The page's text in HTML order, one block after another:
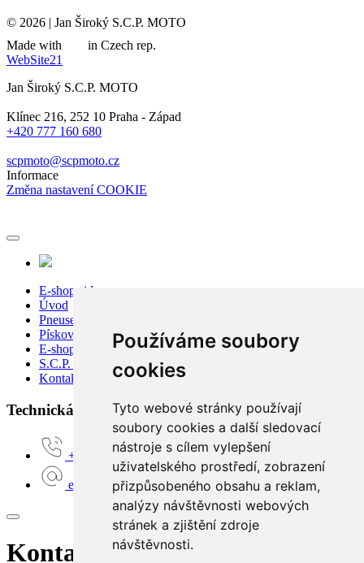
Používáme soubory
cookies
Tyto webové stránky používají
soubory cookies a další sledovací
nástroje s cílem vylepšení
uživatelského prostředí, zobrazení
přizpůsobeného obsahu a reklam,
analýzy návštěvnosti webových
stránek a zjištění zdroje
návštěvnosti.
© 2026 | Jan Široký S.C.P. MOTO
Made with
in Czech rep.
WebSite21
Jan Široký S.C.P. MOTO
Klínec 216, 252 10 Praha - Západ
+420 777 160 680
scpmoto@scpmoto.cz
Informace
Změna nastavení COOKIE
E-shop sidecar
Úvod
Pneuservis
Pískování
E-shop
S.C.P. Moto
Kontakty
Technická podpora:
+420 777 160 680
e-shop@scpmoto.cz
Kontaktní požadavek